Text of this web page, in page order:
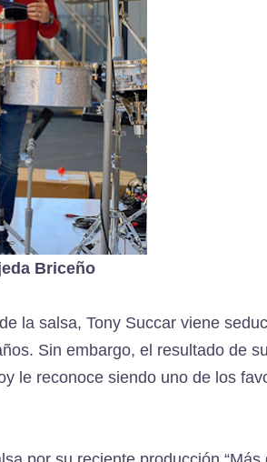
Briceño
la salsa, Tony Succar viene
Sin embargo, el resultado de
le reconoce siendo uno de los